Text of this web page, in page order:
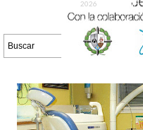
2026
26/04/2026